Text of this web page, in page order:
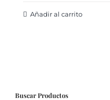
Añadir al carrito
Buscar Productos